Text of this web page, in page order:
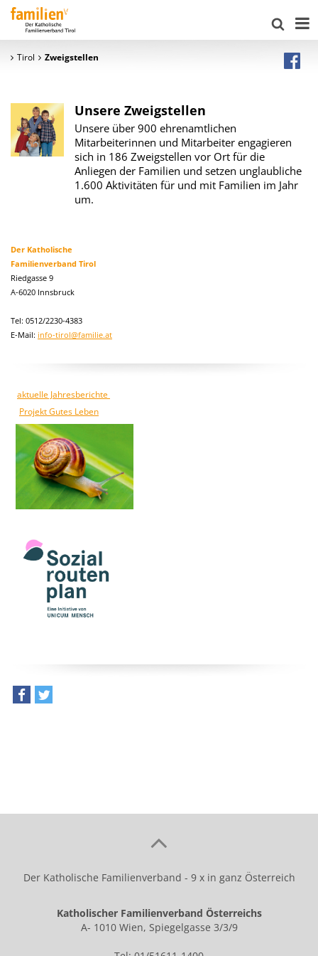
Tirol Zweigstellen
Unsere Zweigstellen
Unsere über 900 ehrenamtlichen
Mitarbeiterinnen und Mitarbeiter engagieren
sich in 186 Zweigstellen vor Ort für die
Anliegen der Familien und setzen unglaubliche
1.600 Aktivitäten für und mit Familien im Jahr
um.
Der Katholische
Familienverband Tirol
Riedgasse 9
A-6020 Innsbruck
Tel: 0512/2230-4383
E-Mail: info-tirol@familie.at
aktuelle Jahresberichte
Projekt Gutes Leben
Der Katholische Familienverband - 9 x in ganz Österreich
Katholischer Familienverband Österreichs
A- 1010 Wien, Spiegelgasse 3/3/9